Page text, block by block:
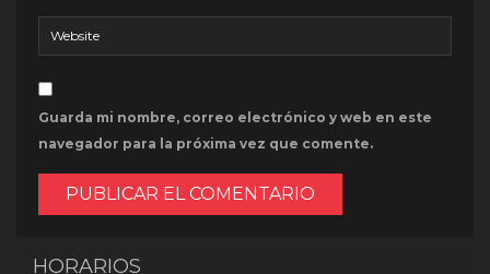
Guarda mi nombre, correo electrónico y web en este
navegador para la próxima vez que comente.
HORARIOS